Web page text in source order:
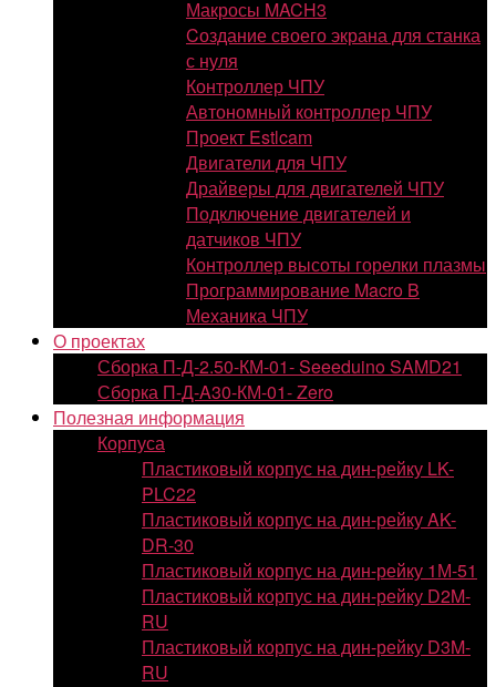
Макросы MACH3
Cоздание своего экрана для станка
с нуля
Контроллер ЧПУ
Автономный контроллер ЧПУ
Проект Estlcam
Двигатели для ЧПУ
Драйверы для двигателей ЧПУ
Подключение двигателей и
датчиков ЧПУ
Контроллер высоты горелки плазмы
Программирование Macro B
Механика ЧПУ
О проектах
Сборка П-Д-2.50-КМ-01- Seeeduino SAMD21
Сборка П-Д-A30-КМ-01- Zero
Полезная информация
Корпуса
Пластиковый корпус на дин-рейку LK-
PLC22
Пластиковый корпус на дин-рейку AK-
DR-30
Пластиковый корпус на дин-рейку 1М-51
Пластиковый корпус на дин-рейку D2M-
RU
Пластиковый корпус на дин-рейку D3M-
RU